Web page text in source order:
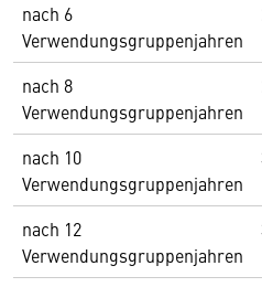
nach 6
Verwendungsgruppenjahren
nach 8
Verwendungsgruppenjahren
nach 10
Verwendungsgruppenjahren
nach 12
Verwendungsgruppenjahren